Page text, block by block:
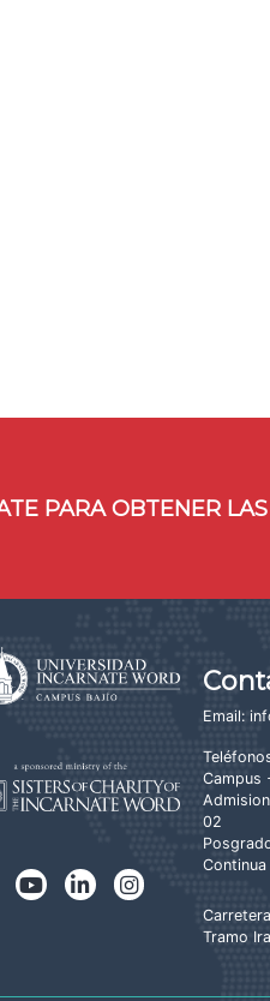
PARA OBTENER
Email:
Campus
02
Continua
Tramo